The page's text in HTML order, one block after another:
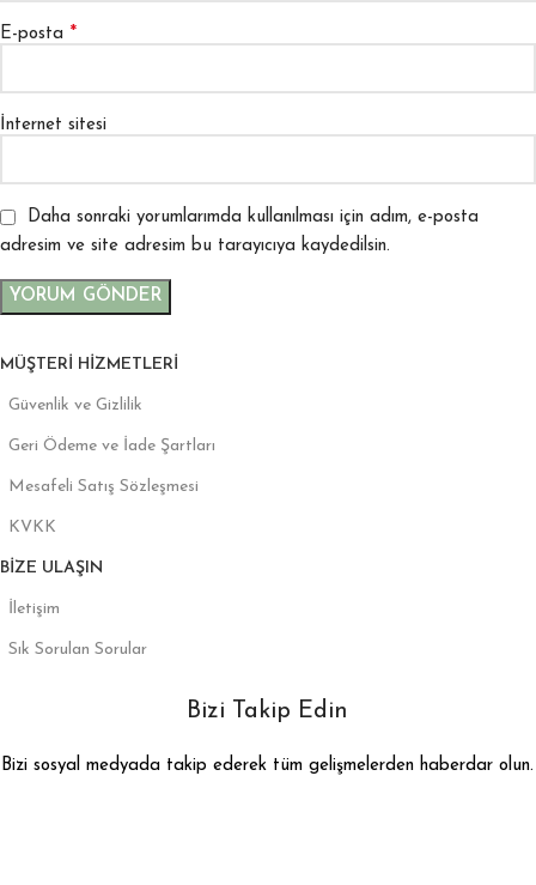
E-posta *
İnternet sitesi
Daha sonraki yorumlarımda kullanılması için adım, e-posta
adresim ve site adresim bu tarayıcıya kaydedilsin.
MÜŞTERI HIZMETLERI
Güvenlik ve Gizlilik
Geri Ödeme ve İade Şartları
Mesafeli Satış Sözleşmesi
KVKK
BIZE ULAŞIN
İletişim
Sık Sorulan Sorular
Bizi Takip Edin
Bizi sosyal medyada takip ederek tüm gelişmelerden haberdar olun.